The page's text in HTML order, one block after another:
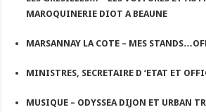
MAROQUINERIE DIOT A BEAUNE
MARSANNAY LA COTE – MES
MINISTRES, SECRETAIRE D ‘ETAT ET
MUSIQUE – ODYSSEA DIJON ET URBAN